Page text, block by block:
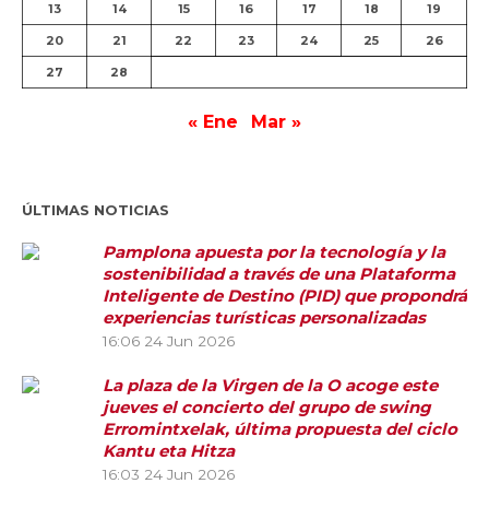
13 14 15 16 17 18 19
20 21 22 23 24 25 26
27 28
« Ene Mar »
ÚLTIMAS NOTICIAS
Pamplona apuesta por la tecnología y la
sostenibilidad a través de una Plataforma
Inteligente de Destino (PID) que propondrá
experiencias turísticas personalizadas
16:06 24 Jun 2026
La plaza de la Virgen de la O acoge este
jueves el concierto del grupo de swing
Erromintxelak, última propuesta del ciclo
Kantu eta Hitza
16:03 24 Jun 2026